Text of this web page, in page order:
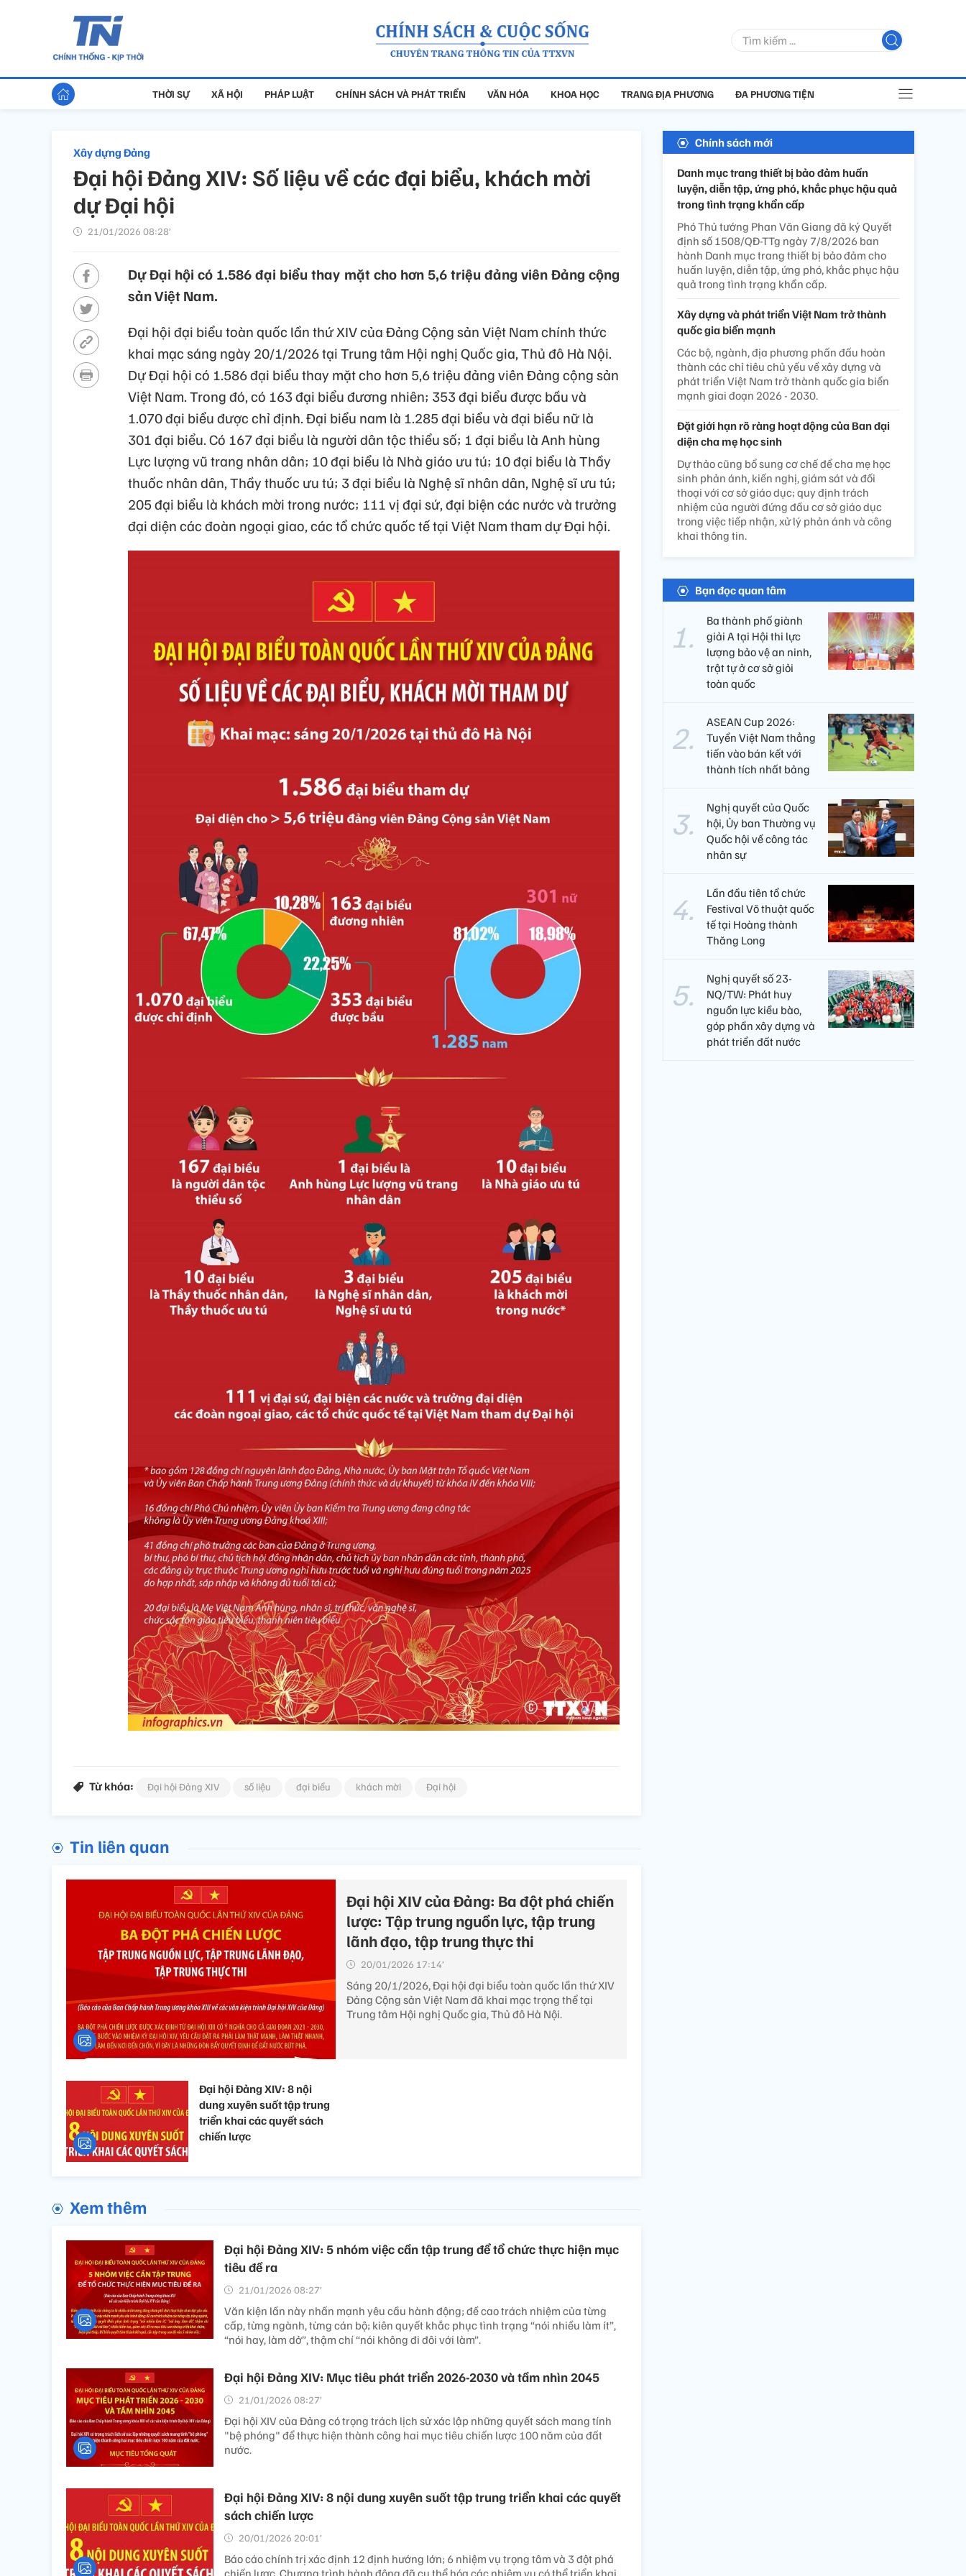
THỜI SỰ XÃ HỘI PHÁP LUẬT CHÍNH SÁCH VÀ PHÁT TRIỂN VĂN HÓA KHOA HỌC TRANG ĐỊA PHƯƠNG ĐA PHƯƠNG TIỆN
Xây dựng Đảng
Đại hội Đảng XIV: Số liệu về các đại biểu, khách mời
dự Đại hội
21/01/2026 08:28’
Dự Đại hội có 1.586 đại biểu thay mặt cho hơn 5,6 triệu đảng viên Đảng cộng
sản Việt Nam.
Đại hộiđại biểutoànquốc lần thứ XIV củaĐảng Cộng sản Việt Namchínhthức
khai mạcsáng ngày 20/1/2026 tại Trungtâm Hội nghị Quốc gia, Thủđô Hà Nội.
DựĐại hộicó 1.586đại biểu thay mặt cho hơn 5,6 triệuđảngviênĐảng cộng sản
Việt Nam. Trongđó,có 163đại biểuđương nhiên; 353đại biểuđược bầuvà
1.070đại biểuđược chỉđịnh.Đại biểu nam là 1.285đại biểuvàđại biểu nữlà
301đại biểu.Có 167đại biểu là ngườidântộc thiểu số; 1đại biểu làAnh hùng
Lực lượng vũ trang nhândân; 10đại biểu là Nhàgiáo ưutú; 10đại biểu làThầy
thuốc nhândân, Thầy thuốc ưutú; 3đại biểu là Nghệ sĩnhândân, Nghệ sĩ ưutú;
205đại biểu là khách mời trong nước; 111 vịđại sứ,đại biệncác nướcvàtrưởng
đại diệncácđoàn ngoại giao,cáctổ chức quốc tế tại Việt Nam tham dựĐại hội.
Từ khóa: Đại hội Đảng XIV số liệu đại biểu khách mời Đại hội
Tin liên quan
Đại hội XIV của Đảng: Ba đột phá chiến
lược: Tập trung nguồn lực, tập trung
lãnh đạo, tập trung thực thi
20/01/2026 17:14’
Sáng 20/1/2026, Đại hội đại biểu toàn quốc lần thứ XIV
Đảng Cộng sản Việt Nam đã khai mạc trọng thể tại
Trung tâm Hội nghị Quốc gia, Thủ đô Hà Nội.
Đại hội Đảng XIV: 8 nội
dung xuyên suốt tập trung
triển khai các quyết sách
chiến lược
Xem thêm
Đại hội Đảng XIV: 5 nhóm việc cần tập trung để tổ chức thực hiện mục
tiêu đề ra
21/01/2026 08:27’
Văn kiện lần này nhấn mạnh yêu cầu hành động; đề cao trách nhiệm của từng
cấp, từng ngành, từng cán bộ; kiên quyết khắc phục tình trạng “nói nhiều làm ít”,
“nói hay, làm dở”, thậm chí “nói không đi đôi với làm”.
Đại hội Đảng XIV: Mục tiêu phát triển 2026-2030 và tầm nhìn 2045
21/01/2026 08:27’
Đại hội XIV của Đảng có trọng trách lịch sử xác lập những quyết sách mang tính
"bệ phóng" để thực hiện thành công hai mục tiêu chiến lược 100 năm của đất
nước.
Đại hội Đảng XIV: 8 nội dung xuyên suốt tập trung triển khai các quyết
sách chiến lược
20/01/2026 20:01’
Báo cáo chính trị xác định 12 định hướng lớn; 6 nhiệm vụ trọng tâm và 3 đột phá
chiến lược. Chương trình hành động đã cụ thể hóa các nhiệm vụ có thể triển khai
Chính sách mới
Danh mục trang thiết bị bảo đảm huấn
luyện, diễn tập, ứng phó, khắc phục hậu quả
trong tình trạng khẩn cấp
Phó Thủ tướng Phan Văn Giang đã ký Quyết
định số 1508/QĐ-TTg ngày 7/8/2026 ban
hành Danh mục trang thiết bị bảo đảm cho
huấn luyện, diễn tập, ứng phó, khắc phục hậu
quả trong tình trạng khẩn cấp.
Xây dựng và phát triển Việt Nam trở thành
quốc gia biển mạnh
Các bộ, ngành, địa phương phấn đấu hoàn
thành các chỉ tiêu chủ yếu về xây dựng và
phát triển Việt Nam trở thành quốc gia biển
mạnh giai đoạn 2026 - 2030.
Đặt giới hạn rõ ràng hoạt động của Ban đại
diện cha mẹ học sinh
Dự thảo cũng bổ sung cơ chế để cha mẹ học
sinh phản ánh, kiến nghị, giám sát và đối
thoại với cơ sở giáo dục; quy định trách
nhiệm của người đứng đầu cơ sở giáo dục
trong việc tiếp nhận, xử lý phản ánh và công
khai thông tin.
Bạn đọc quan tâm
Ba thành phố giành
giải A tại Hội thi lực
lượng bảo vệ an ninh,
trật tự ở cơ sở giỏi
toàn quốc
ASEAN Cup 2026:
Tuyển Việt Nam thẳng
tiến vào bán kết với
thành tích nhất bảng
Nghị quyết của Quốc
hội, Ủy ban Thường vụ
Quốc hội về công tác
nhân sự
Lần đầu tiên tổ chức
Festival Võ thuật quốc
tế tại Hoàng thành
Thăng Long
Nghị quyết số 23-
NQ/TW: Phát huy
nguồn lực kiều bào,
góp phần xây dựng và
phát triển đất nước